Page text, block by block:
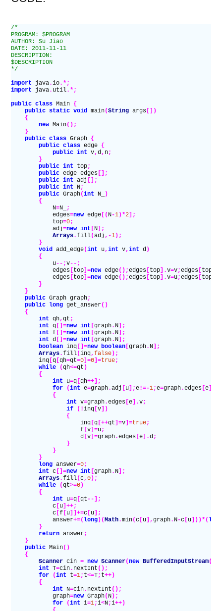
/*
PROGRAM: $PROGRAM
AUTHOR: Su Jiao
DATE: 2011-11-11
DESCRIPTION:
$DESCRIPTION
*/
import java.io.*;
import java. util.*;
public class Main {
    public static
void main(String args [])
    {
        new
Main();
    }
    public class
Graph {
        public class
edge {
            public
int v,d, n;
        }
        public
int top;
        public
edge edges [];
        public
int adj [];
        public
int N;
        public
Graph(int N_
)
        {
            N
=N_
;
            edges
=new edge [( N-1)*2];
            top
=0;
            adj
=new int [ N];
            Arrays
.fill(adj ,-1);
        }
        void
add_edge(int u,int v,int d)
        {
            u
--;v--;
            edges
[ top]=new edge();edges [ top].v=v;edges [ top
            edges
[ top]=new edge();edges [ top].v=u;edges [ top
        }
    }
    public
Graph graph;
    public
long get_answer()
    {
        int
qh,qt ;
        int
q []=new int [graph. N];
        int
f []=new int [graph. N];
        int
d []=new int [graph. N];
        boolean
inq []=new boolean [graph. N];
        Arrays
.fill(inq,false);
        inq
[q [qh=qt=0]=0]=true;
        while
(qh<=qt )
        {
            int
u=q [qh++];
            for
(int e=graph.adj [ u];e!=-1;e=graph.edges [e].
            {
                int
v=graph.edges [e].v;
                if
(!inq [v])
                {
                    inq
[q [++qt ]=v]=true;
                    f
[v]=u;
                    d
[v]=graph.edges [e].d;
                }
            }
        }
        long
answer=0;
        int
c []=new int [graph. N];
        Arrays
.fill(c,0);
        while
(qt>=0)
        {
            int
u=q [qt--];
            c
[ u]++;
            c
[f [ u]]+=c [ u];
            answer
+=( long)(Math.min(c [ u],graph. N-c [ u]))*( long
        }
        return
answer;
    }
    public
Main()
    {
        Scanner
cin = new Scanner(new BufferedInputStream(
        int
T=cin. nextInt ();
        for
(int t=1; t<=T; t++)
        {
            int
N=cin. nextInt ();
            graph
=new Graph( N);
            for
(int i=1;i<N;i++)